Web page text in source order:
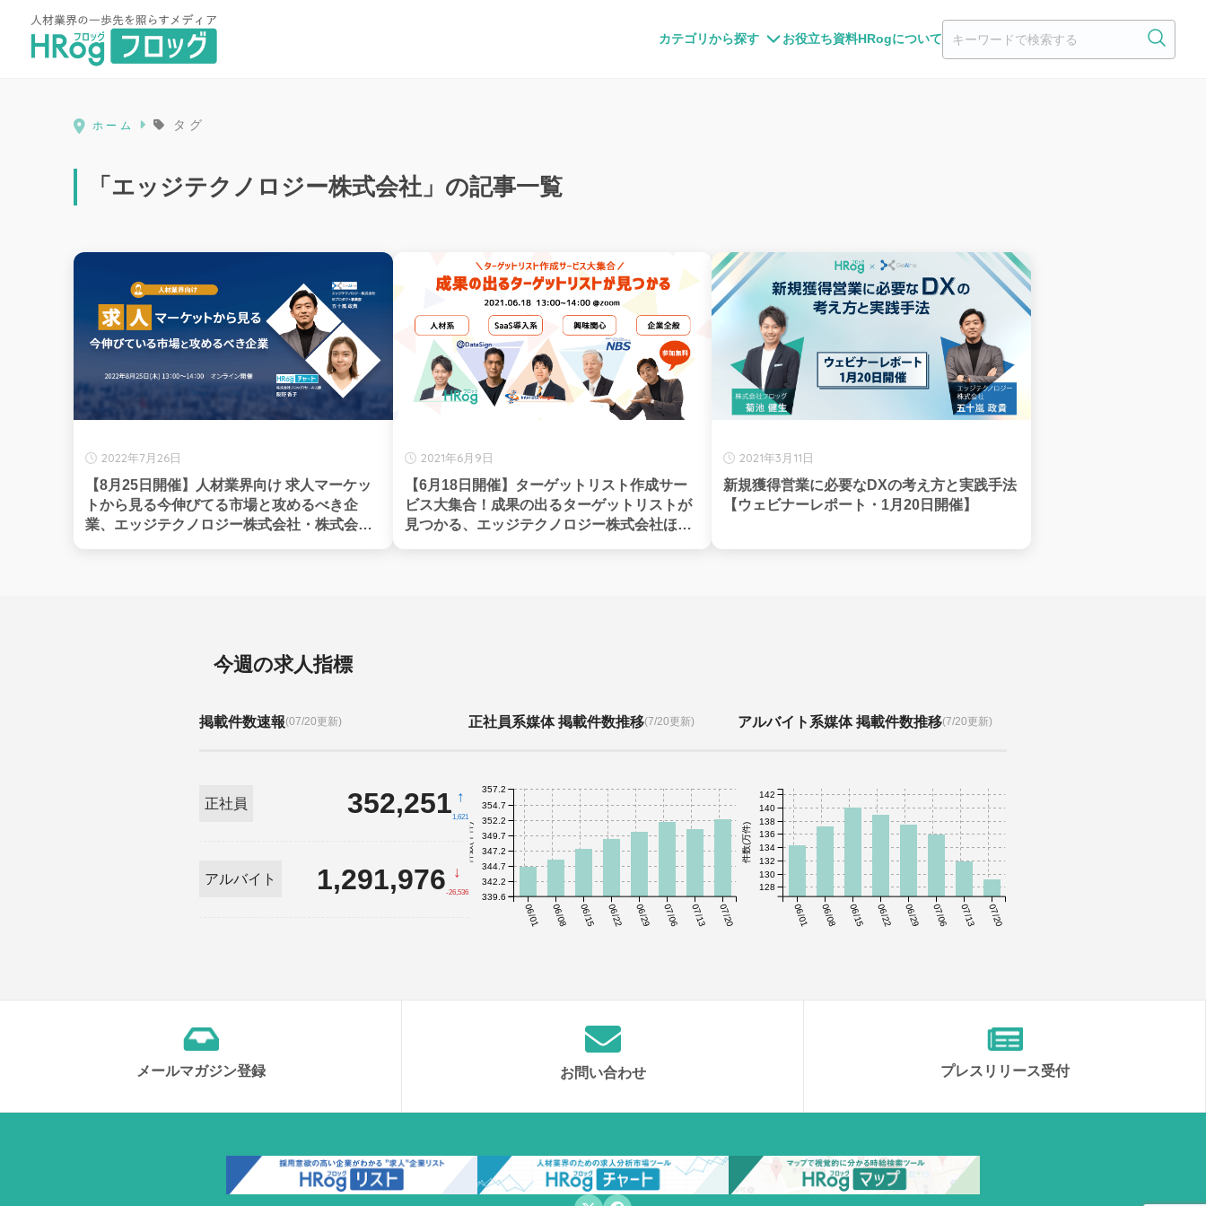
カテゴリから探す お役立ち資料HRogについて
HRog | 人材業界の一歩先を照らすメディア
ホーム タグ
「エッジテクノロジー株式会社」の記事一覧
2022年7月26日
【8月25日開催】人材業界向け 求人マーケッ
トから見る今伸びてる市場と攻めるべき企
業、エッジテクノロジー株式会社・株式会社
2021年6月9日
【6月18日開催】ターゲットリスト作成サー
ビス大集合！成果の出るターゲットリストが
見つかる、エッジテクノロジー株式会社ほか
2021年3月11日
新規獲得営業に必要なDXの考え方と実践手法
【ウェビナーレポート・1月20日開催】
今週の求人指標
掲載件数速報(07/20更新)
正社員 352,251 ↑
1,621
アルバイト 1,291,976 ↓
-26,536
正社員系媒体 掲載件数推移(7/20更新)
06/01 06/08 06/15 06/22 06/29 07/06 07/13 07/20
件数(千件)
339.6
342.2
344.7
347.2
349.7
352.2
354.7
357.2
アルバイト系媒体 掲載件数推移(7/20更新)
06/01 06/08 06/15 06/22 06/29 07/06 07/13 07/20
件数(万件)
128
130
132
134
136
138
140
142
メールマガジン登録 お問い合わせ プレスリリース受付